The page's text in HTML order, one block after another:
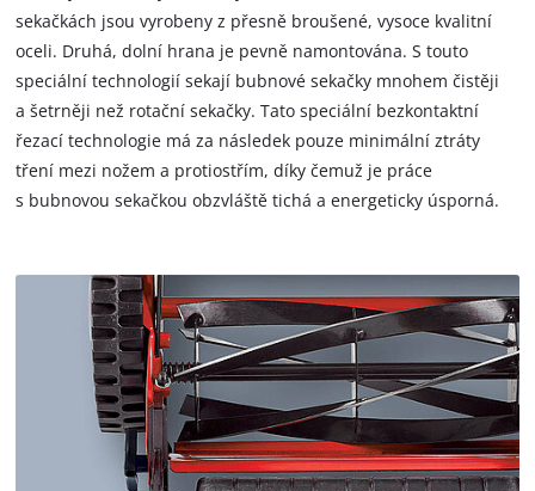
sekačkách jsou vyrobeny z přesně broušené, vysoce kvalitní
oceli. Druhá, dolní hrana je pevně namontována. S touto
speciální technologií sekají bubnové sekačky mnohem čistěji
a šetrněji než rotační sekačky. Tato speciální bezkontaktní
řezací technologie má za následek pouze minimální ztráty
tření mezi nožem a protiostřím, díky čemuž je práce
s bubnovou sekačkou obzvláště tichá a energeticky úsporná.